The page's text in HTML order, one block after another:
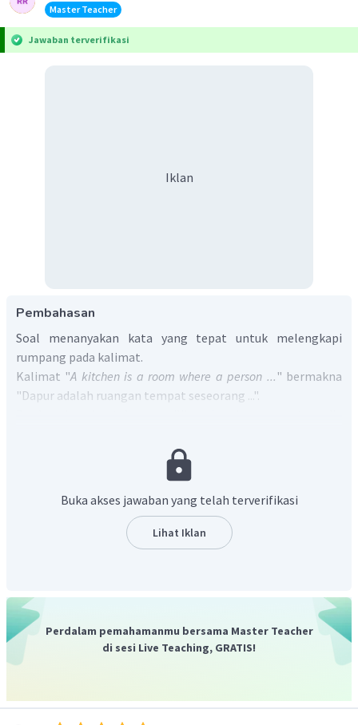
Master Teacher
Jawaban terverifikasi
Iklan
Pembahasan
Soal menanyakan kata yang tepat untuk melengkapi
rumpang pada kalimat.
Kalimat "A kitchen is a room where a person ... " bermakna
"Dapur adalah ruangan tempat seseorang ...".
Jadi, jawaban yang benar adalah B.
Buka akses jawaban yang telah terverifikasi
Lihat Iklan
Perdalam pemahamanmu bersama Master Teacher
di sesi Live Teaching, GRATIS!